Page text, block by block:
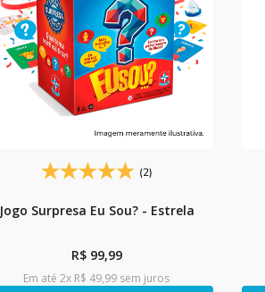
(2)
Jogo Surpresa Eu Sou? - Estrela
R$ 99,99
Em até2x R$ 49,99 sem juros